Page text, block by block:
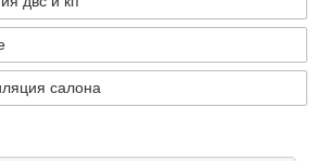
салона